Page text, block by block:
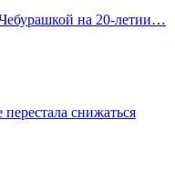
на 20-летии…
снижаться